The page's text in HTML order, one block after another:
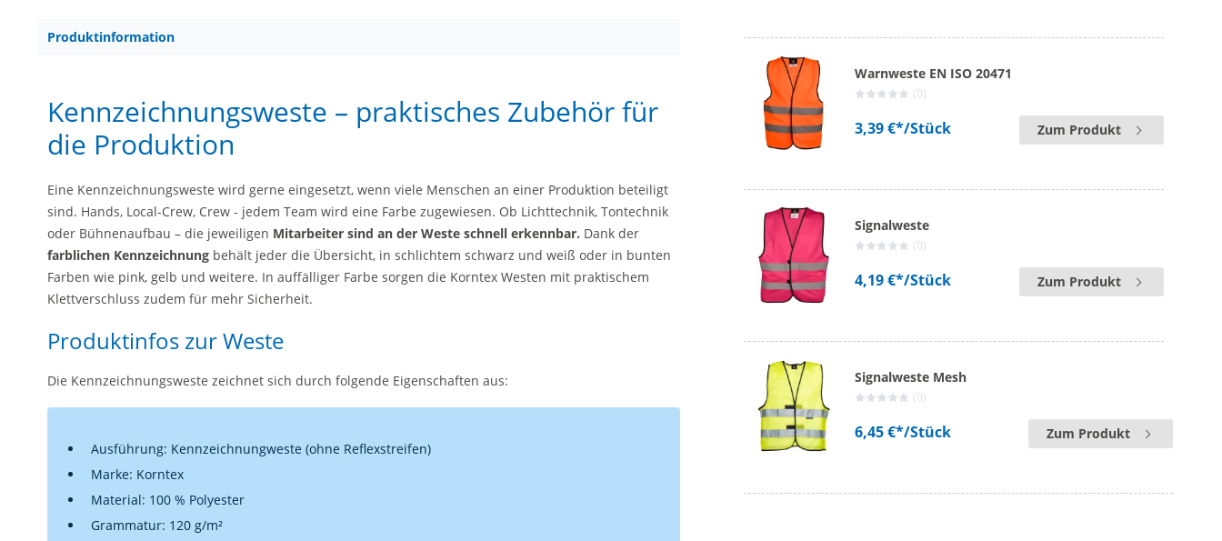
Produktinformation
Kennzeichnungsweste – praktisches Zubehör für
die Produktion
Eine Kennzeichnungsweste wird gerne eingesetzt, wenn viele Menschen an einer Produktion beteiligt
sind. Hands, Local-Crew, Crew - jedem Team wird eine Farbe zugewiesen. Ob Lichttechnik, Tontechnik
oder Bühnenaufbau – die jeweiligen Mitarbeiter sind an der Weste schnell erkennbar. Dank der
farblichen Kennzeichnung behält jeder die Übersicht, in schlichtem schwarz und weiß oder in bunten
Farben wie pink, gelb und weitere. In auffälliger Farbe sorgen die Korntex Westen mit praktischem
Klettverschluss zudem für mehr Sicherheit.
Produktinfos zur Weste
Die Kennzeichnungsweste zeichnet sich durch folgende Eigenschaften aus:
Ausführung: Kennzeichnungweste (ohne Reflexstreifen)
Marke: Korntex
Material: 100 % Polyester
Grammatur: 120 g/m²
Warnweste EN ISO 20471
(0)
3,39 €*/Stück Zum Produkt
Signalweste
(0)
4,19 €*/Stück Zum Produkt
Signalweste Mesh
(0)
6,45 €*/Stück Zum Produkt